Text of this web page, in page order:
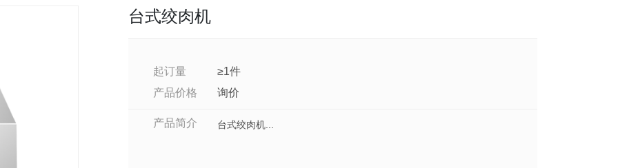
台式绞肉机
起订量
≥1件
产品价格
询价
产品简介 台式绞肉机...